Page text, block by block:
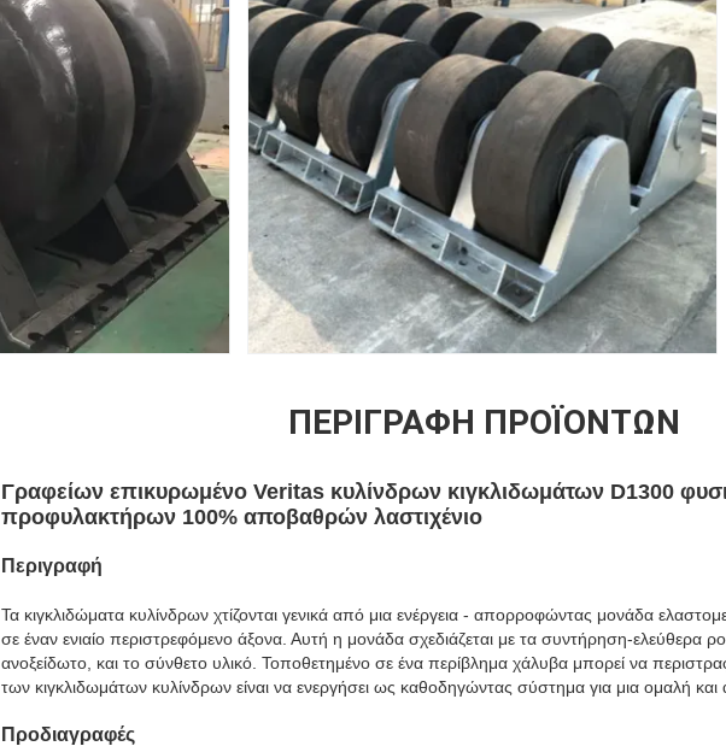
ΠΕΡΙΓΡΑΦΉ ΠΡΟΪΌΝΤΩΝ
Γραφείων επικυρωμένο Veritas κυλίνδρων κιγκλιδωμάτων D1300
προφυλακτήρων 100% αποβαθρών λαστιχένιο
Περιγραφή
Τα κιγκλιδώματα κυλίνδρων χτίζονται γενικά από μια ενέργεια - απορροφώντας μονάδα
σε έναν ενιαίο περιστρεφόμενο άξονα. Αυτή η μονάδα σχεδιάζεται με τα συντήρηση-ελεύθερα
ανοξείδωτο, και το σύνθετο υλικό. Τοποθετημένο σε ένα περίβλημα χάλυβα μπορεί να
των κιγκλιδωμάτων κυλίνδρων είναι να ενεργήσει ως καθοδηγώντας σύστημα για μια ομαλή
Προδιαγραφές